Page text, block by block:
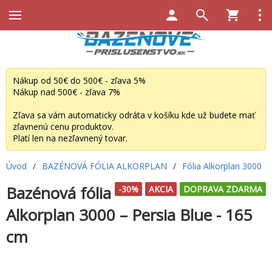
Nákup od 50€ do 500€ - zľava 5%
Nákup nad 500€ - zľava 7%
Zľava sa vám automaticky odráta v košíku kde už budete mať
zľavnenú cenu produktov.
Platí len na nezľavnený tovar.
Úvod / BAZÉNOVÁ FÓLIA ALKORPLAN / Fólia Alkorplan 3000
DOPRAVA ZDARMA
AKCIA
-30%
Bazénová fólia
Alkorplan 3000 – Persia Blue - 165
cm